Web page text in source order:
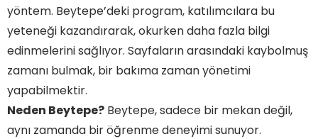
yöntem. Beytepe’deki program, katılımcılara bu
yeteneği kazandırarak, okurken daha fazla bilgi
edinmelerini sağlıyor. Sayfaların arasındaki kaybolmuş
zamanı bulmak, bir bakıma zaman yönetimi
yapabilmektir.
Neden Beytepe? Beytepe, sadece bir mekan değil,
aynı zamanda bir öğrenme deneyimi sunuyor.